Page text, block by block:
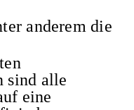
anderem die
sind alle
eine